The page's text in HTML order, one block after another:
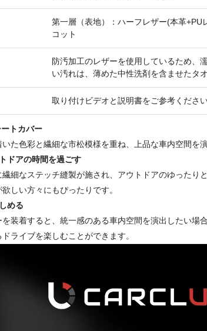
第一層（表地）：ハーフレザー(本革+PU
コット
防汚加工のレザーを使用しているため、
い汚れは、薄めた中性洗剤を含ませたタ
取り付けビデオと説明書をご参考ください
トカバー
た色彩と繊細な市松模様を重ね、上品な車内空間を
ドアの時間を過ごす
細なステッチ縫製が施され、アウトドアのゆった
しい方々にもぴったりです。
める
装着すると、統一感のある車内空間を演出したい
ライブを楽しむことができます。